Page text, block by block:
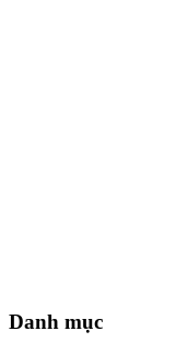
Danh mục